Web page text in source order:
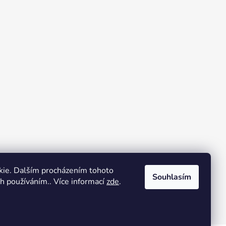
Dalším procházením tohoto
používáním.. Více informacízde. Souhlasím